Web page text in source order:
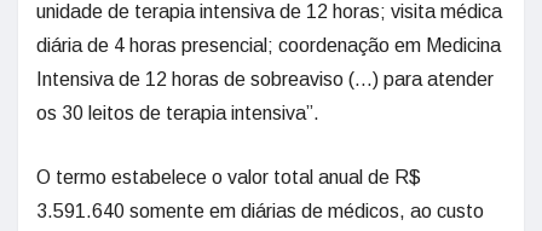
unidade de terapia intensiva de 12 horas; visita médica
diária de 4 horas presencial; coordenação em Medicina
Intensiva de 12 horas de sobreaviso (…) para atender
os 30 leitos de terapia intensiva”.
O termo estabelece o valor total anual de R$
3.591.640 somente em diárias de médicos, ao custo